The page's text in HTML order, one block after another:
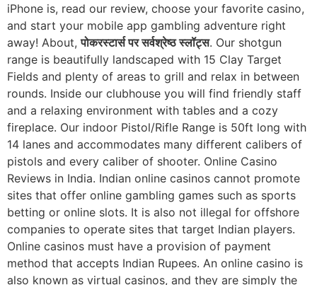
iPhone is, read our review, choose your favorite casino,
and start your mobile app gambling adventure right
away! About,पोकरस्टार्स पर सर्वश्रेष्ठ स्लॉट्स. Our shotgun
range is beautifully landscaped with 15 Clay Target
Fields and plenty of areas to grill and relax in between
rounds. Inside our clubhouse you will find friendly staff
and a relaxing environment with tables and a cozy
fireplace. Our indoor Pistol/Rifle Range is 50ft long with
14 lanes and accommodates many different calibers of
pistols and every caliber of shooter. Online Casino
Reviews in India. Indian online casinos cannot promote
sites that offer online gambling games such as sports
betting or online slots. It is also not illegal for offshore
companies to operate sites that target Indian players.
Online casinos must have a provision of payment
method that accepts Indian Rupees. An online casino is
also known as virtual casinos, and they are simply the